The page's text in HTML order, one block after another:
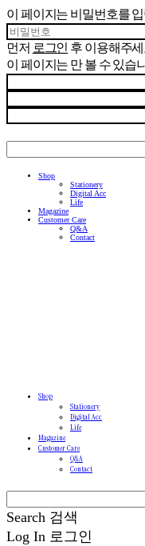
이 페이지는 비밀번호를
먼저 로그인 후 이용해주
이 페이지는 만 볼 수 있습
Shop
Stationery
Digital Acc
Life
Magazine
Customer Care
Q&A
Contact
Shop
Stationery
Digital Acc
Life
Magazine
Customer Care
Q&A
Contact
Search 검색
Log In 로그인